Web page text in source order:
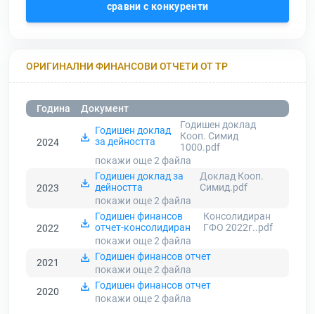
сравни с конкуренти
ОРИГИНАЛНИ ФИНАНСОВИ ОТЧЕТИ ОТ ТР
Година Документ
2024
Годишен доклад
за дейността
Годишен доклад
Кооп. Симид
1000.pdf
покажи още 2файла
2023
Годишен доклад за
дейността
Доклад Кооп.
Симид.pdf
покажи още 2файла
2022
Годишен финансов
отчет-консолидиран
Консолидиран
ГФО 2022г..pdf
покажи още 2файла
2021
Годишен финансов отчет
покажи още 2файла
2020
Годишен финансов отчет
покажи още 2файла